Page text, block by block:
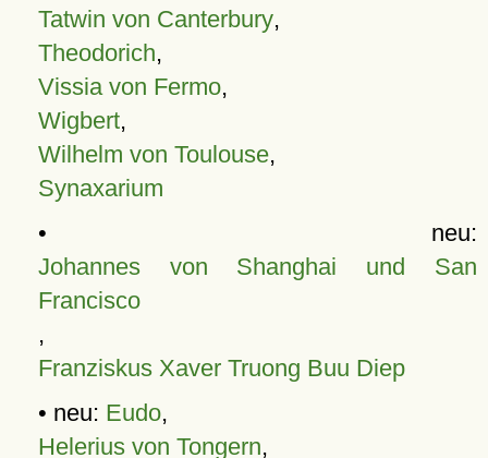
Tatwin von Canterbury,
Theodorich,
Vissia von Fermo,
Wigbert,
Wilhelm von Toulouse,
Synaxarium
• neu:
Johannes von Shanghai und San
Francisco
,
Franziskus Xaver Truong Buu Diep
• neu: Eudo,
Helerius von Tongern,